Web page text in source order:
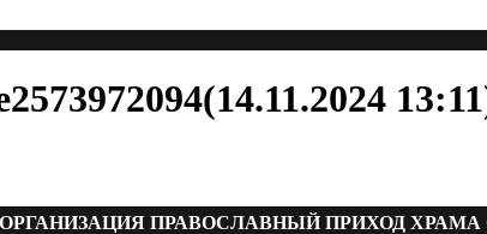
ПРАВОСЛАВНЫЙ ПРИХОД